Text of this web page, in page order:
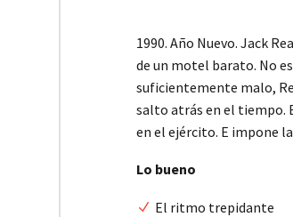
1990. Año Nuevo. Jack
de un motel barato. No
suficientemente malo,
salto atrás en el tiempo.
en el ejército. E impone
Lo bueno
El ritmo trepidante